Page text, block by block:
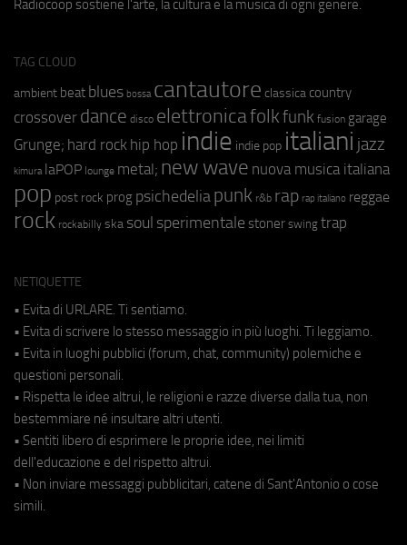
Radiocoop sostiene l'arte, la cultura e la musica di ogni genere.
TAG CLOUD
ambient beat blues bossa cantautore classica country
crossover dance disco elettronicafolkfunk fusion garage
Grunge; hard rock hip hop indie indie pop italiani jazz
kimura laPOP lounge metal; new wave nuova musica italiana
pop post rock prog psichedeliapunk r&b rap rap italiano reggae
rock rockabilly ska soul sperimentale stoner swing trap
NETIQUETTE
• Evita di URLARE. Ti sentiamo.
• Evita di scrivere lo stesso messaggio in più luoghi. Ti leggiamo.
• Evita in luoghi pubblici (forum, chat, community) polemiche e
questioni personali.
• Rispetta le idee altrui, le religioni e razze diverse dalla tua, non
bestemmiare né insultare altri utenti.
• Sentiti libero di esprimere le proprie idee, nei limiti
dell'educazione e del rispetto altrui.
• Non inviare messaggi pubblicitari, catene di Sant'Antonio o cose
simili.